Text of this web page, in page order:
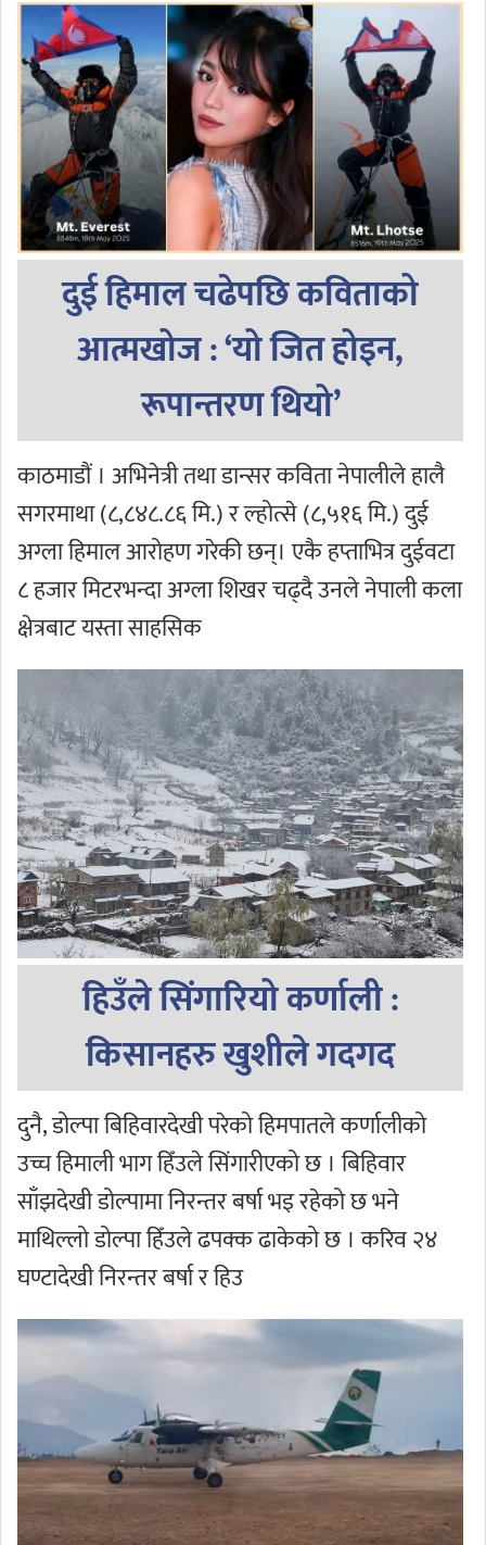
दुई हिमाल चढेपछि कविताको
आत्मखोज : ‘यो जित होइन,
रूपान्तरण थियो’
काठमाडौं । अभिनेत्री तथा डान्सर कविता नेपालीले हालै
सगरमाथा (८,८४८.८६ मि.) र ल्होत्से (८,५१६ मि.) दुई
अग्ला हिमाल आरोहण गरेकी छन्। एकै हप्ताभित्र दुईवटा
८ हजार मिटरभन्दा अग्ला शिखर चढ्दै उनले नेपाली कला
क्षेत्रबाट यस्ता साहसिक
हिउँले सिंगारियो कर्णाली :
किसानहरु खुशीले गदगद
दुनै, डोल्पा बिहिवारदेखी परेको हिमपातले कर्णालीको
उच्च हिमाली भाग हिँउले सिंगारीएको छ । बिहिवार
साँझदेखी डोल्पामा निरन्तर बर्षा भइ रहेको छ भने
माथिल्लो डोल्पा हिँउले ढपक्क ढाकेको छ । करिव २४
घण्टादेखी निरन्तर बर्षा र हिउ